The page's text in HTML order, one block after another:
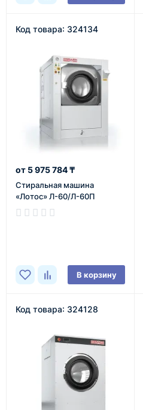
Код товара: 324134
5 975 784 ₸
Cтиральная машина
«Лотос» Л-60/Л-60П
В корзину
Код товара: 324128